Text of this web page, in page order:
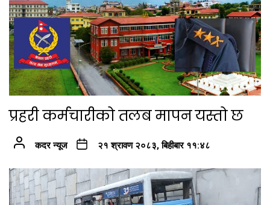
प्रहरी कर्मचारीको तलब मापन यस्तो छ
कदर न्यूज २१ श्रावण २०८३, बिहीबार ११:४८